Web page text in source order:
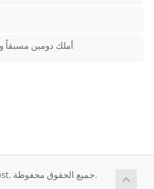
أملك دومين مسبقاً
حقوق الطبع والنشر © 2026 NaN Host. جميع الحقوق محفوظة.